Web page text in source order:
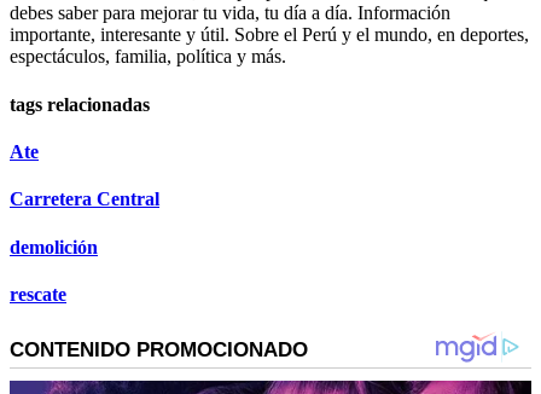
debes saber para mejorar tu vida, tu día a día. Información
importante, interesante y útil. Sobre el Perú y el mundo, en deportes,
espectáculos, familia, política y más.
tags relacionadas
Ate
Carretera Central
demolición
rescate